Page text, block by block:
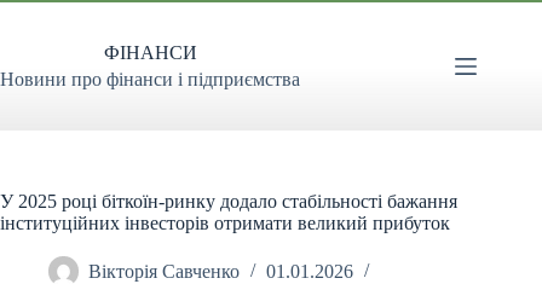
Перейти
ФІНАНСИ
Новини про фінанси і підприємства
У 2025 році біткоїн-ринку додало стабільності бажання
інституційних інвесторів отримати великий прибуток
Вікторія Савченко
01.01.2026